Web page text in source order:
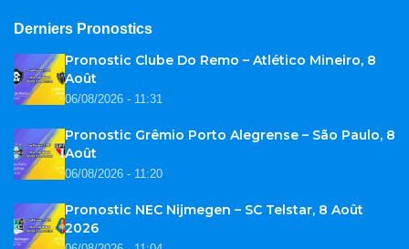
Derniers Pronostics
Pronostic Clube Do Remo – Atlético Mineiro, 8
Août
06/08/2026 - 11:31
Pronostic Grêmio Porto Alegrense – São Paulo, 8
Août
06/08/2026 - 11:20
Pronostic NEC Nijmegen – SC Telstar, 8 Août
2026